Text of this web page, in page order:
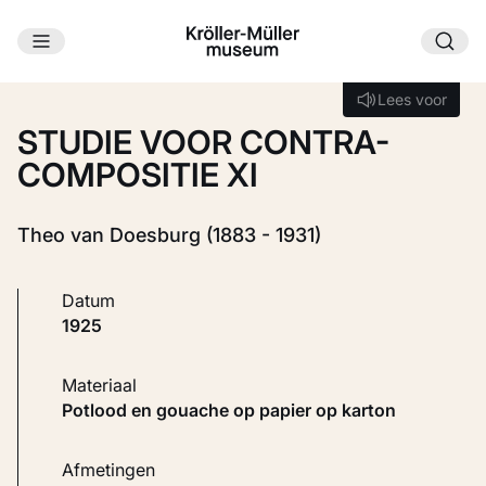
Ga naar hoofdinhoud
Lees voor
Lees voor
STUDIE VOOR CONTRA-
COMPOSITIE XI
Theo van Doesburg (1883 - 1931)
Datum
1925
Materiaal
Potlood en gouache op papier op karton
Afmetingen